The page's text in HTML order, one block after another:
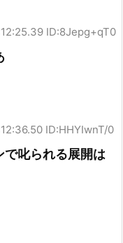
ID:8Jepg+qT0
ID:HHYIwnT/0
叱られる展開は